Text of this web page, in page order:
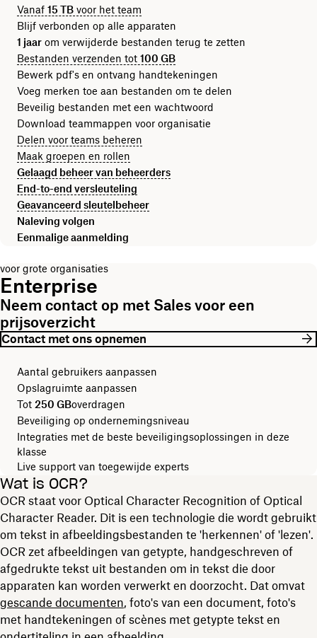
Vanaf 15 TB voor het team
Blijf verbonden op alle apparaten
1 jaar om verwijderde bestanden terug te zetten
Bestanden verzenden tot 100 GB
Bewerk pdf's en ontvang handtekeningen
Voeg merken toe aan bestanden om te delen
Beveilig bestanden met een wachtwoord
Download teammappen voor organisatie
Delen voor teams beheren
Maak groepen en rollen
Gelaagd beheer van beheerders
End-to-end versleuteling
Geavanceerd sleutelbeheer
Naleving volgen
Eenmalige aanmelding
voor grote organisaties
Enterprise
Neem contact op met Sales voor een
prijsoverzicht
Contact met ons opnemen
Aantal gebruikers aanpassen
Opslagruimte aanpassen
Tot 250 GBoverdragen
Beveiliging op ondernemingsniveau
Integraties met de beste beveiligingsoplossingen in deze
klasse
Live support van toegewijde experts
Wat is OCR?
OCR staat voor Optical Character Recognition of Optical
Character Reader. Dit is een technologie die wordt gebruikt
om tekst in afbeeldingsbestanden te 'herkennen' of 'lezen'.
OCR zet afbeeldingen van getypte, handgeschreven of
afgedrukte tekst uit bestanden om in tekst die door
apparaten kan worden verwerkt en doorzocht. Dat omvat
gescande documenten, foto's van een document, foto's
met handtekeningen of scènes met getypte tekst en